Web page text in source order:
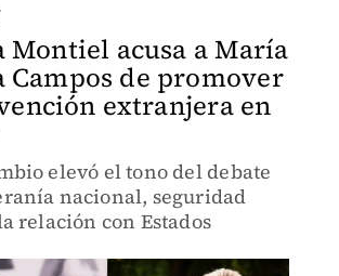
Montiel acusa a María
Campos de promover
extranjera en
elevó el tono del debate
nacional, seguridad
relación con Estados